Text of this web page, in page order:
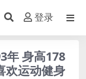
登录
年 身高178
欢运动健身